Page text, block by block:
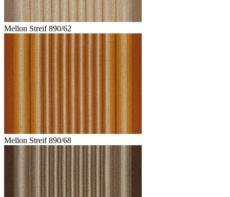
Mellon Streif 890/62
Mellon Streif 890/68